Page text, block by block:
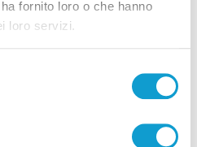
fornito loro o che hanno
loro servizi.
e Samb: decide il